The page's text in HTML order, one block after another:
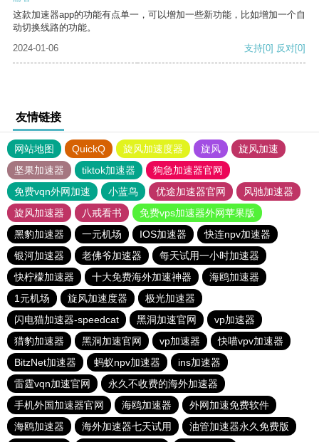
这款加速器app的功能有点单一，可以增加一些新功能，比如增加一个自
动切换线路的功能。
2024-01-06
支持[0] 反对[0]
友情链接
网站地图 QuickQ 旋风加速度器 旋风
旋风加速
坚果加速器
tiktok加速器
狗急加速器官网
免费vqn外网加速
小蓝鸟 优途加速器官网
风驰加速器
旋风加速器
八戒看书
免费vps加速器外网苹果版
黑豹加速器
一元机场 IOS加速器
快连npv加速器
银河加速器
老佛爷加速器
每天试用一小时加速器
快柠檬加速器
十大免费海外加速神器
海鸥加速器
1元机场
旋风加速度器
极光加速器
闪电猫加速器-speedcat
黑洞加速官网
vp加速器
猎豹加速器
黑洞加速官网 vp加速器
快喵vpv加速器
BitzNet加速器
蚂蚁npv加速器
ins加速器
雷霆vqn加速官网
永久不收费的海外加速器
手机外国加速器官网
海鸥加速器
外网加速免费软件
海鸥加速器
海外加速器七天试用 油管加速器永久免费版